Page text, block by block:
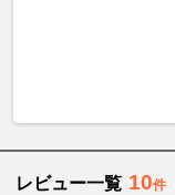
レビュー一覧 10件